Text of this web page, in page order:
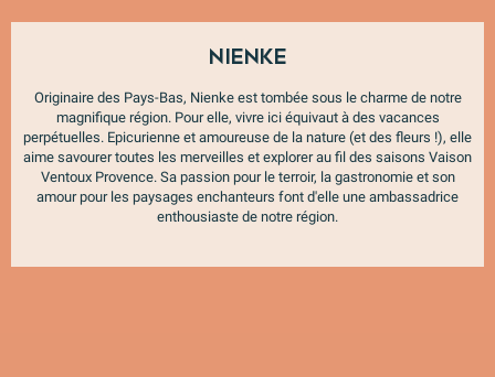
Nienke
Originaire des Pays-Bas, Nienke est tombée sous le charme de notre
magnifique région. Pour elle, vivre ici équivaut à des vacances
perpétuelles. Epicurienne et amoureuse de la nature (et des fleurs !), elle
aime savourer toutes les merveilles et explorer au fil des saisons Vaison
Ventoux Provence. Sa passion pour le terroir, la gastronomie et son
amour pour les paysages enchanteurs font d'elle une ambassadrice
enthousiaste de notre région.